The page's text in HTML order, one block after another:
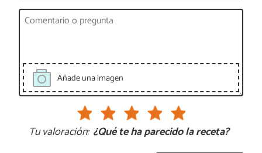
Añade una imagen
Tu valoración: ¿Qué te ha parecido la receta?